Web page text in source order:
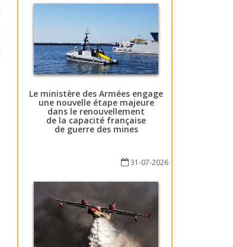
Le ministère des Armées engage
une nouvelle étape majeure
dans le renouvellement
de la capacité française
de guerre des mines
31-07-2026